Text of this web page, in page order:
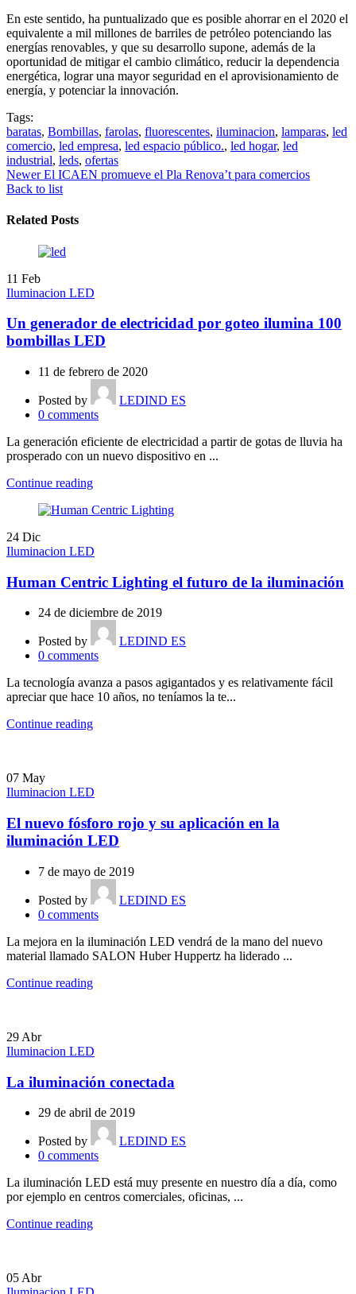
En este sentido, ha puntualizado que es posible ahorrar en el 2020 el
equivalente a mil millones de barriles de petróleo potenciando las
energías renovables, y que su desarrollo supone, además de la
oportunidad de mitigar el cambio climático, reducir la dependencia
energética, lograr una mayor seguridad en el aprovisionamiento de
energía, y potenciar la innovación.
Tags:
baratas, Bombillas, farolas, fluorescentes, iluminacion, lamparas, led
comercio, led empresa, led espacio público., led hogar, led
industrial, leds, ofertas
Newer El ICAEN promueve el Pla Renova’t para comercios
Back to list
Related Posts
11 Feb
Iluminacion LED
Un generador de electricidad por goteo ilumina 100
bombillas LED
11 de febrero de 2020
Posted by
LEDIND ES
0 comments
La generación eficiente de electricidad a partir de gotas de lluvia ha
prosperado con un nuevo dispositivo en ...
Continue reading
24 Dic
Iluminacion LED
Human Centric Lighting el futuro de la iluminación
24 de diciembre de 2019
Posted by
LEDIND ES
0 comments
La tecnología avanza a pasos agigantados y es relativamente fácil
apreciar que hace 10 años, no teníamos la te...
Continue reading
07 May
Iluminacion LED
El nuevo fósforo rojo y su aplicación en la
iluminación LED
7 de mayo de 2019
Posted by
LEDIND ES
0 comments
La mejora en la iluminación LED vendrá de la mano del nuevo
material llamado SALON Huber Huppertz ha liderado ...
Continue reading
29 Abr
Iluminacion LED
La iluminación conectada
29 de abril de 2019
Posted by
LEDIND ES
0 comments
La iluminación LED está muy presente en nuestro día a día, como
por ejemplo en centros comerciales, oficinas, ...
Continue reading
05 Abr